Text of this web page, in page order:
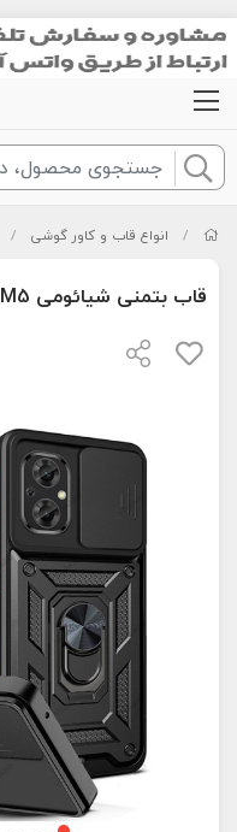
/ انواع قاب و کاور گوشی /
قاب بتمنی شیائومی Xiaomi Poco M5